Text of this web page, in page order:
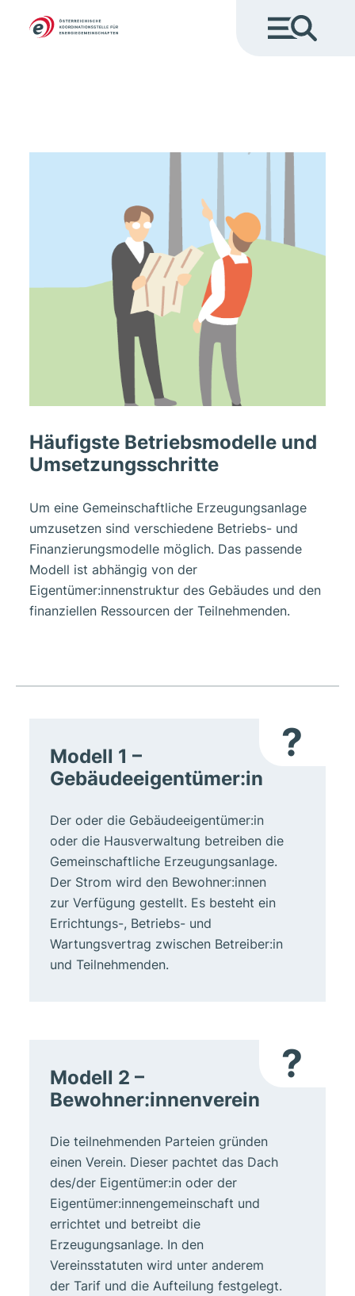
Häufigste Betriebsmodelle und
Umsetzungsschritte
Um eine Gemeinschaftliche Erzeugungsanlage
umzusetzen sind verschiedene Betriebs- und
Finanzierungsmodelle möglich. Das passende
Modell ist abhängig von der
Eigentümer:innenstruktur des Gebäudes und den
finanziellen Ressourcen der Teilnehmenden.
?
Modell 1 –
Gebäudeeigentümer:in
Der oder die Gebäudeeigentümer:in
oder die Hausverwaltung betreiben die
Gemeinschaftliche Erzeugungsanlage.
Der Strom wird den Bewohner:innen
zur Verfügung gestellt. Es besteht ein
Errichtungs-, Betriebs- und
Wartungsvertrag zwischen Betreiber:in
und Teilnehmenden.
?
Modell 2 –
Bewohner:innenverein
Die teilnehmenden Parteien gründen
einen Verein. Dieser pachtet das Dach
des/der Eigentümer:in oder der
Eigentümer:innengemeinschaft und
errichtet und betreibt die
Erzeugungsanlage. In den
Vereinsstatuten wird unter anderem
der Tarif und die Aufteilung festgelegt.